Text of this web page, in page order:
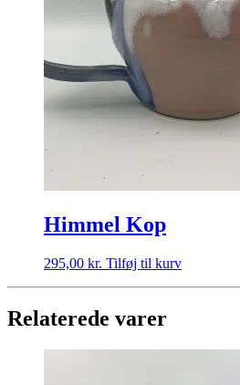
Himmel Kop
295,00 kr. Tilføj til kurv
Relaterede varer